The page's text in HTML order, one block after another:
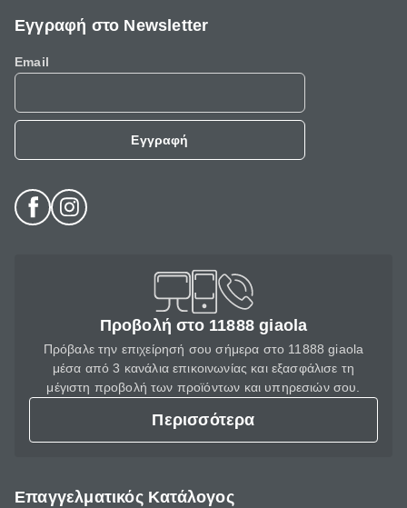
Εγγραφή στο Newsletter
Email
Εγγραφή
Προβολή στο 11888 giaola
Πρόβαλε την επιχείρησή σου σήμερα στο 11888 giaola
μέσα από 3 κανάλια επικοινωνίας και εξασφάλισε τη
μέγιστη προβολή των προϊόντων και υπηρεσιών σου.
Περισσότερα
Επαγγελματικός Κατάλογος